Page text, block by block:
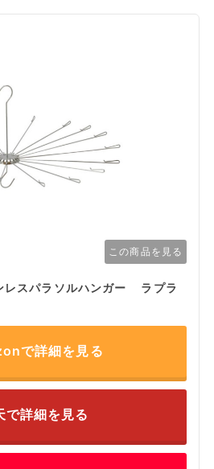
この商品を見る
スパラソルハンガー ラプラ
で詳細を見る
で詳細を見る